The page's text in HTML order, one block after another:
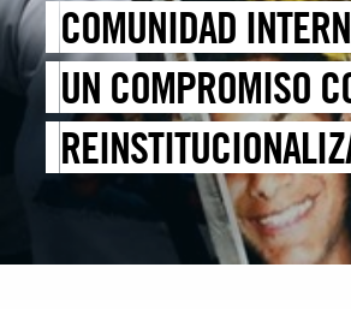
COMUNIDAD
UN COMPROMISO
DEMOCRÁTICA EN